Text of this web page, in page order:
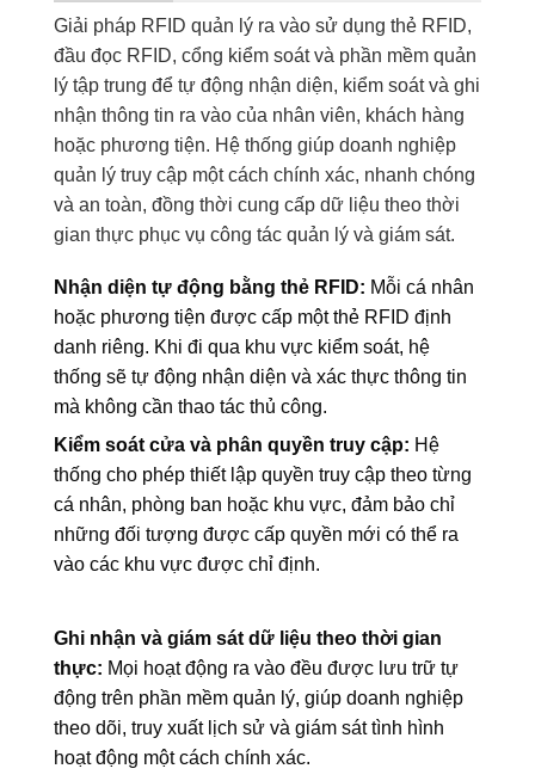
Giải pháp RFID quản lý ra vào sử dụng thẻ RFID,
đầu đọc RFID, cổng kiểm soát và phần mềm quản
lý tập trung để tự động nhận diện, kiểm soát và ghi
nhận thông tin ra vào của nhân viên, khách hàng
hoặc phương tiện. Hệ thống giúp doanh nghiệp
quản lý truy cập một cách chính xác, nhanh chóng
và an toàn, đồng thời cung cấp dữ liệu theo thời
gian thực phục vụ công tác quản lý và giám sát.
Nhận diện tự động bằng thẻ RFID: Mỗi cá nhân
hoặc phương tiện được cấp một thẻ RFID định
danh riêng. Khi đi qua khu vực kiểm soát, hệ
thống sẽ tự động nhận diện và xác thực thông tin
mà không cần thao tác thủ công.
Kiểm soát cửa và phân quyền truy cập: Hệ
thống cho phép thiết lập quyền truy cập theo từng
cá nhân, phòng ban hoặc khu vực, đảm bảo chỉ
những đối tượng được cấp quyền mới có thể ra
vào các khu vực được chỉ định.
Ghi nhận và giám sát dữ liệu theo thời gian
thực: Mọi hoạt động ra vào đều được lưu trữ tự
động trên phần mềm quản lý, giúp doanh nghiệp
theo dõi, truy xuất lịch sử và giám sát tình hình
hoạt động một cách chính xác.